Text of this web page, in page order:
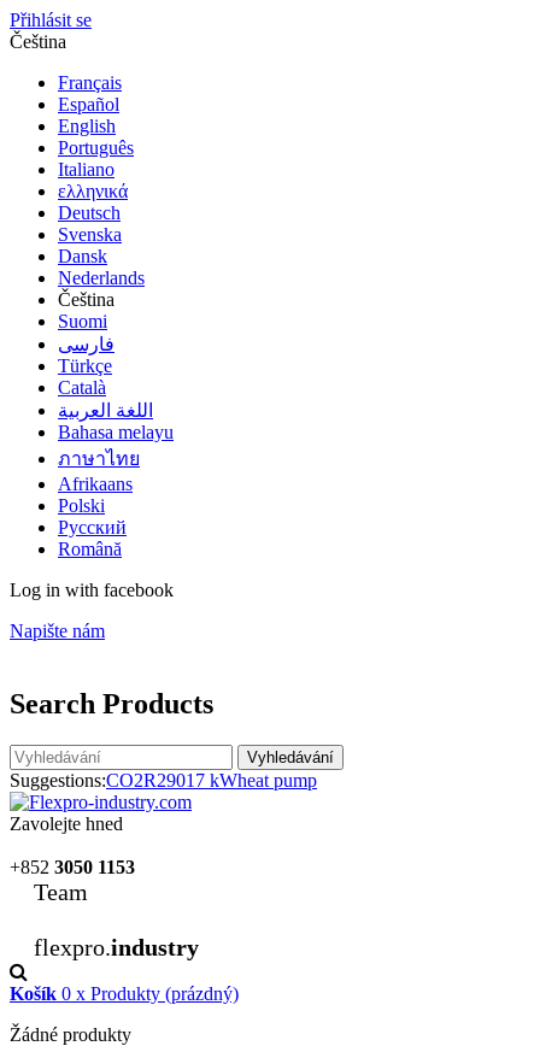
Přihlásit se
Čeština
Français
Español
English
Português
Italiano
ελληνικά
Deutsch
Svenska
Dansk
Nederlands
Čeština
Suomi
فارسى
Türkçe
Català
اللغة العربية
Bahasa melayu
ภาษาไทย
Afrikaans
Polski
Русский
Română
Log in with facebook
Napište nám
Search Products
Vyhledávání
Suggestions:CO2R29017 kWheat pump
Zavolejte hned
+852 3050 1153
Team
flexpro.industry
Košík 0 x Produkty (prázdný)
Žádné produkty